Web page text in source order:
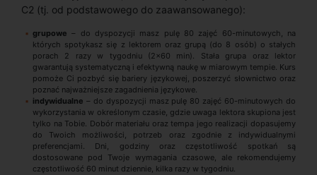
C2 (tj. od podstawowego do zaawansowanego):
grupowe – do dyspozycji masz pulę 80 zajęć 60-minutowych, na
których spotykasz się z lektorem oraz grupą (do 8 osób) o stałych
porach 2 razy w tygodniu (2x60 min). Stała grupa oraz lektor
gwarantują systematyczną i efektywną naukę w miarowym tempie. Kurs
pomoże Ci pozbyć się bariery językowej, poszerzyć słownictwo oraz
poznać najważniejsze zagadnienia językowe.
indywidualne – do dyspozycji masz pulę 80 zajęć 60-minutowych do
wykorzystania w określonym czasie, gdzie uwaga lektora skupiona jest
tylko na Tobie. Dobór materiału oraz tempa jego realizacji dopasujemy
do Twoich możliwości, potrzeb oraz zgodnie z indywidualnymi
preferencjami. Dni, godziny oraz częstotliwość spotkań są
dostosowane pod Twoje wymagania czasowe, ale rekomendujemy
częstotliwość 60 minut dziennie, kilka razy w tygodniu.